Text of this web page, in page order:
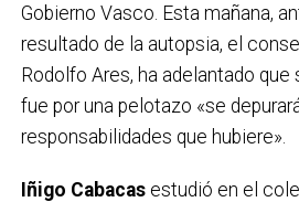
Gobierno Vasco. Esta mañana,
resultado de la autopsia, el
Rodolfo Ares, ha adelantado
fue por una pelotazo «se
responsabilidades que hubiere».
Iñigo Cabacasestudió en el